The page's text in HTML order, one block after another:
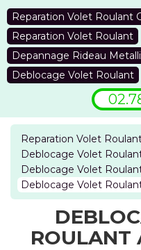
Reparation Volet Roulant
Reparation Volet Roulant
Depannage Rideau
Deblocage Volet Roulant
Reparation Volet
Deblocage Volet
Deblocage Volet
Deblocage Volet
ROULANT